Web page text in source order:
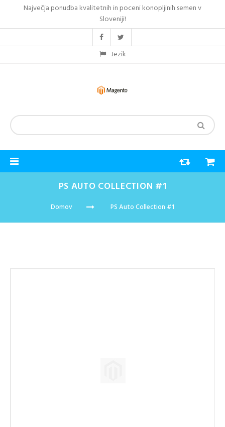
Največja ponudba kvalitetnih in poceni konopljinih semen v
Sloveniji!
Jezik
PS AUTO COLLECTION #1
Domov PS Auto Collection #1